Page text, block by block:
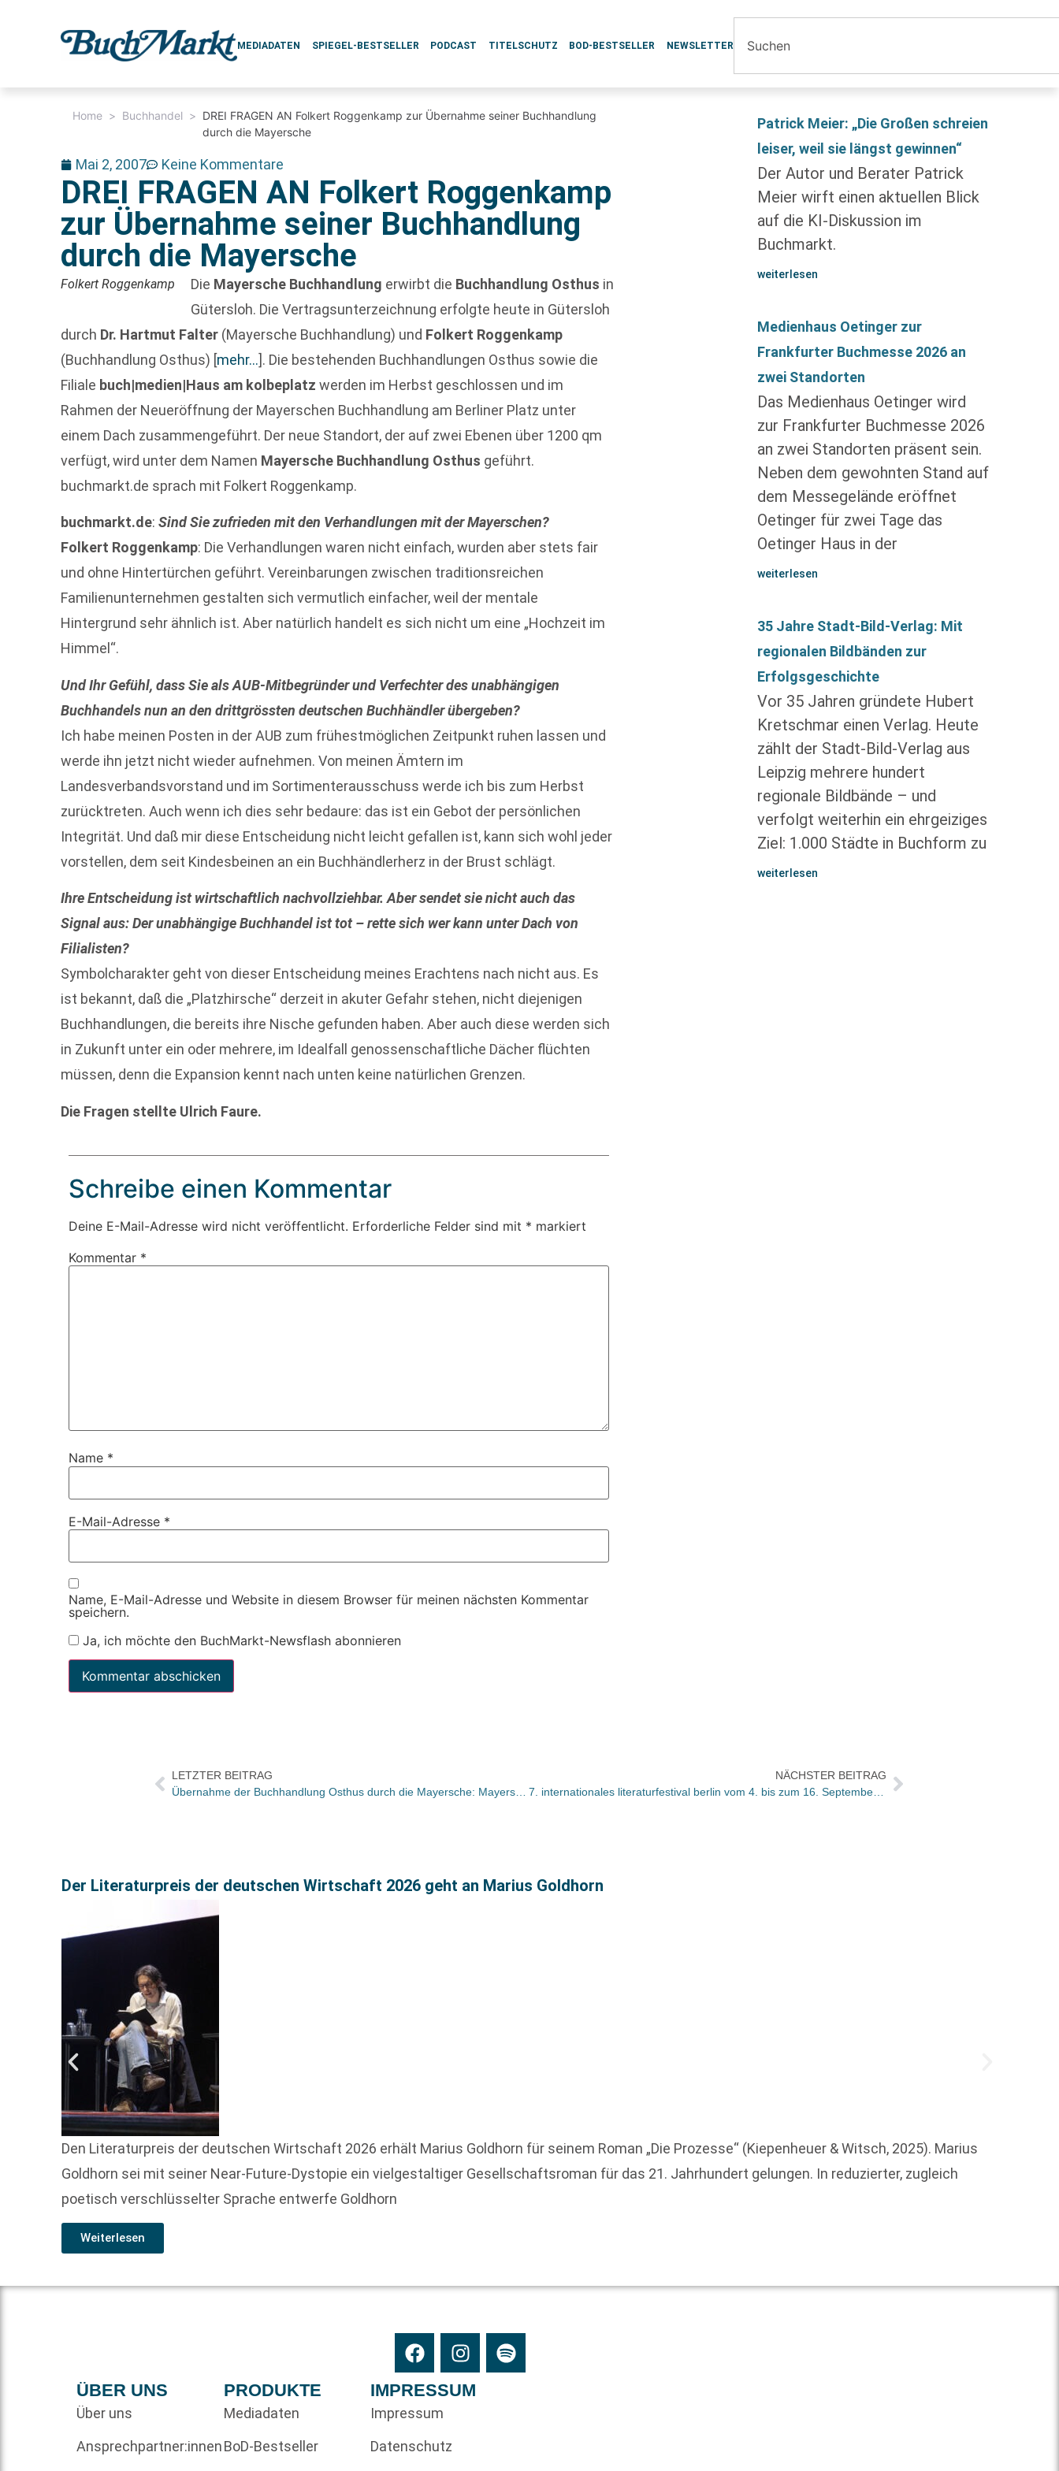
MEDIADATEN SPIEGEL-BESTSELLER PODCAST TITELSCHUTZ BOD-BESTSELLER NEWSLETTER
Home > Buchhandel > DREI FRAGEN AN Folkert Roggenkamp zur Übernahme seiner Buchhandlung
durch die Mayersche
Mai 2, 2007 Keine Kommentare
DREI FRAGEN AN Folkert Roggenkamp
zur Übernahme seiner Buchhandlung
durch die Mayersche
Folkert Roggenkamp Die Mayersche Buchhandlung erwirbt die Buchhandlung Osthus in
Gütersloh. Die Vertragsunterzeichnung erfolgte heute in Gütersloh
durch Dr. Hartmut Falter (Mayersche Buchhandlung) und Folkert Roggenkamp
(Buchhandlung Osthus) [mehr…]. Die bestehenden Buchhandlungen Osthus sowie die
Filiale buch|medien|Haus am kolbeplatz werden im Herbst geschlossen und im
Rahmen der Neueröffnung der Mayerschen Buchhandlung am Berliner Platz unter
einem Dach zusammengeführt. Der neue Standort, der auf zwei Ebenen über 1200 qm
verfügt, wird unter dem Namen Mayersche Buchhandlung Osthus geführt.
buchmarkt.de sprach mit Folkert Roggenkamp.
buchmarkt.de:Sind Sie zufrieden mit den Verhandlungen mit der Mayerschen?
Folkert Roggenkamp: Die Verhandlungen waren nicht einfach, wurden aber stets fair
und ohne Hintertürchen geführt. Vereinbarungen zwischen traditionsreichen
Familienunternehmen gestalten sich vermutlich einfacher, weil der mentale
Hintergrund sehr ähnlich ist. Aber natürlich handelt es sich nicht um eine „Hochzeit im
Himmel“.
Und Ihr Gefühl, dass Sie als AUB-Mitbegründer und Verfechter des unabhängigen
Buchhandels nun an den drittgrössten deutschen Buchhändler übergeben?
Ich habe meinen Posten in der AUB zum frühestmöglichen Zeitpunkt ruhen lassen und
werde ihn jetzt nicht wieder aufnehmen. Von meinen Ämtern im
Landesverbandsvorstand und im Sortimenterausschuss werde ich bis zum Herbst
zurücktreten. Auch wenn ich dies sehr bedaure: das ist ein Gebot der persönlichen
Integrität. Und daß mir diese Entscheidung nicht leicht gefallen ist, kann sich wohl jeder
vorstellen, dem seit Kindesbeinen an ein Buchhändlerherz in der Brust schlägt.
Ihre Entscheidung ist wirtschaftlich nachvollziehbar. Aber sendet sie nicht auch das
Signal aus: Der unabhängige Buchhandel ist tot – rette sich wer kann unter Dach von
Filialisten?
Symbolcharakter geht von dieser Entscheidung meines Erachtens nach nicht aus. Es
ist bekannt, daß die „Platzhirsche“ derzeit in akuter Gefahr stehen, nicht diejenigen
Buchhandlungen, die bereits ihre Nische gefunden haben. Aber auch diese werden sich
in Zukunft unter ein oder mehrere, im Idealfall genossenschaftliche Dächer flüchten
müssen, denn die Expansion kennt nach unten keine natürlichen Grenzen.
Die Fragen stellte Ulrich Faure.
Schreibe einen Kommentar
Deine E-Mail-Adresse wird nicht veröffentlicht. Erforderliche Felder sind mit * markiert
Kommentar *
Name *
E-Mail-Adresse *
Name, E-Mail-Adresse und Website in diesem Browser für meinen nächsten Kommentar
speichern.
Ja, ich möchte den BuchMarkt-Newsflash abonnieren
Patrick Meier: „Die Großen schreien
leiser, weil sie längst gewinnen“
Der Autor und Berater Patrick
Meier wirft einen aktuellen Blick
auf die KI-Diskussion im
Buchmarkt.
weiterlesen
Medienhaus Oetinger zur
Frankfurter Buchmesse 2026 an
zwei Standorten
Das Medienhaus Oetinger wird
zur Frankfurter Buchmesse 2026
an zwei Standorten präsent sein.
Neben dem gewohnten Stand auf
dem Messegelände eröffnet
Oetinger für zwei Tage das
Oetinger Haus in der
weiterlesen
35 Jahre Stadt-Bild-Verlag: Mit
regionalen Bildbänden zur
Erfolgsgeschichte
Vor 35 Jahren gründete Hubert
Kretschmar einen Verlag. Heute
zählt der Stadt-Bild-Verlag aus
Leipzig mehrere hundert
regionale Bildbände – und
verfolgt weiterhin ein ehrgeiziges
Ziel: 1.000 Städte in Buchform zu
weiterlesen
LETZTER BEITRAG
NÄCHSTER BEITRAG
Der Literaturpreis der deutschen Wirtschaft 2026 geht an Marius Goldhorn
Den Literaturpreis der deutschen Wirtschaft 2026 erhält Marius Goldhorn für seinem Roman „Die Prozesse“ (Kiepenheuer & Witsch, 2025). Marius
Goldhorn sei mit seiner Near-Future-Dystopie ein vielgestaltiger Gesellschaftsroman für das 21. Jahrhundert gelungen. In reduzierter, zugleich
poetisch verschlüsselter Sprache entwerfe Goldhorn
Weiterlesen
ÜBER UNS
Über uns
Ansprechpartner:innen
PRODUKTE
Mediadaten
BoD-Bestseller
IMPRESSUM
Impressum
Datenschutz